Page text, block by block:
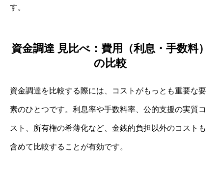
す。
資金調達 見比べ：費用（利息・手数料）
の比較
資金調達を比較する際には、コストがもっとも重要な要
素のひとつです。利息率や手数料率、公的支援の実質コ
スト、所有権の希薄化など、金銭的負担以外のコストも
含めて比較することが有効です。